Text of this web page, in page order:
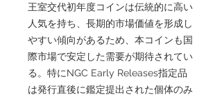
王室交代初年度コインは伝統的に高い
人気を持ち、長期的市場価値を形成し
やすい傾向があるため、本コインも国
際市場で安定した需要が期待されてい
る。特にNGC Early Releases指定品
は発行直後に鑑定提出された個体のみ